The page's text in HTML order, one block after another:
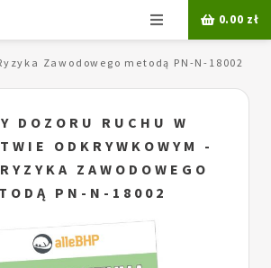
Menu 0.00 zł
Zawodowego metodą PN-N-18002
DOZORU RUCHU W
ODKRYWKOWYM -
ZAWODOWEGO
PN-N-18002